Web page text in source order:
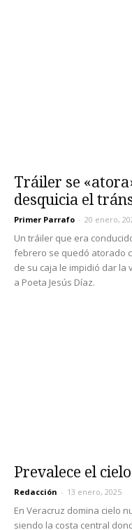
Tráiler se
desquicia el
Primer Parrafo - 20 enero,
Un tráiler que era
febrero se quedó atorado
de su caja le impidió dar
a Poeta Jesús Díaz.
Prevalece el
Redacción - 13 enero, 2025
En Veracruz domina cielo
siendo la costa central